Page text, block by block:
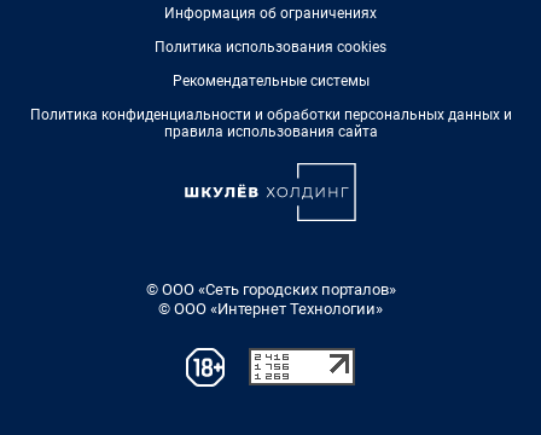
Информация об ограничениях
Политика использования cookies
Рекомендательные системы
Политика конфиденциальности и обработки персональных данных и
правила использования сайта
© ООО «Сеть городских порталов»
© ООО «Интернет Технологии»